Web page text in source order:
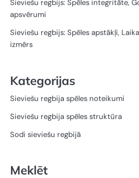
Sieviešu regbijs: Spēles integritāte,
apsvērumi
Sieviešu regbijs: Spēles apstākļi,
izmērs
Kategorijas
Sieviešu regbija spēles noteikumi
Sieviešu regbija spēles struktūra
Sodi sieviešu regbijā
Meklēt